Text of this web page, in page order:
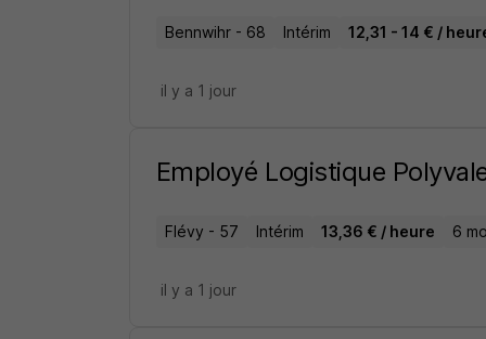
Bennwihr - 68 Intérim 12,31 - 14 € /
il y a 1 jour
Employé Logistique
Flévy - 57 Intérim 13,36 € / heure 6
il y a 1 jour